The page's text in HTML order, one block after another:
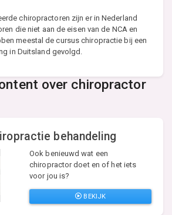
chiropractoren zijn er in Nederland
die niet aan de eisen van de NCA en
meestal de cursus chiropractie bij een
in Duitsland gevolgd.
over chiropractor
behandeling
Ook benieuwd wat een
chiropractor doet en of het iets
voor jou is?
BEKIJK